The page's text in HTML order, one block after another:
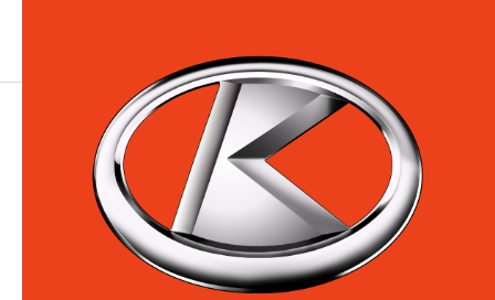
MERCI
Votre message a été transmis.Un représentant
vous contactera dans les prochaines 48 heures
ouvrables.